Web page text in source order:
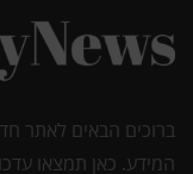
ברוכים הבאים לאתר
המידע. כאן תמצאו